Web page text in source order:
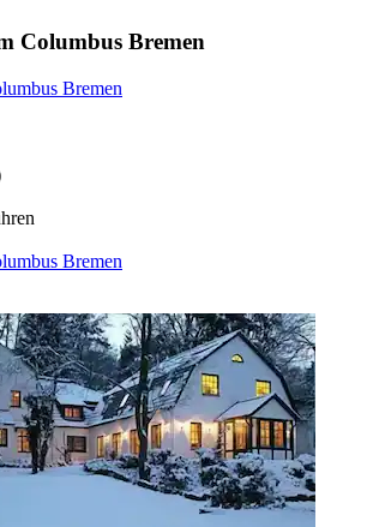
Columbus Bremen
Bremen
Bremen